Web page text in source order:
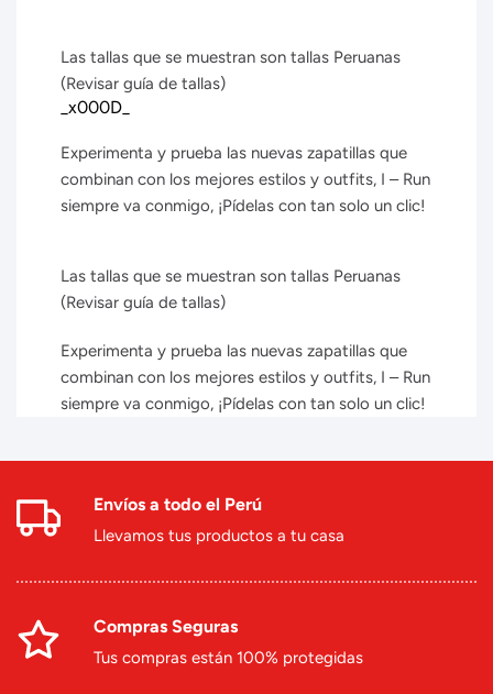
Las tallas que se muestran son tallas Peruanas
(Revisar guía de tallas)
_x000D_
Experimenta y prueba las nuevas zapatillas que
combinan con los mejores estilos y outfits, I – Run
siempre va conmigo, ¡Pídelas con tan solo un clic!
Las tallas que se muestran son tallas Peruanas
(Revisar guía de tallas)
Experimenta y prueba las nuevas zapatillas que
combinan con los mejores estilos y outfits, I – Run
siempre va conmigo, ¡Pídelas con tan solo un clic!
Envíos a todo el Perú
Llevamos tus productos a tu casa
Compras Seguras
Tus compras están 100% protegidas